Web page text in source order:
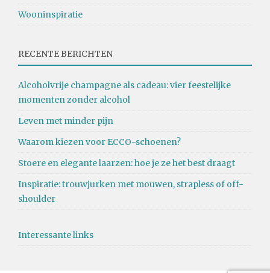
Wooninspiratie
RECENTE BERICHTEN
Alcoholvrije champagne als cadeau: vier feestelijke
momenten zonder alcohol
Leven met minder pijn
Waarom kiezen voor ECCO-schoenen?
Stoere en elegante laarzen: hoe je ze het best draagt
Inspiratie: trouwjurken met mouwen, strapless of off-
shoulder
Interessante links